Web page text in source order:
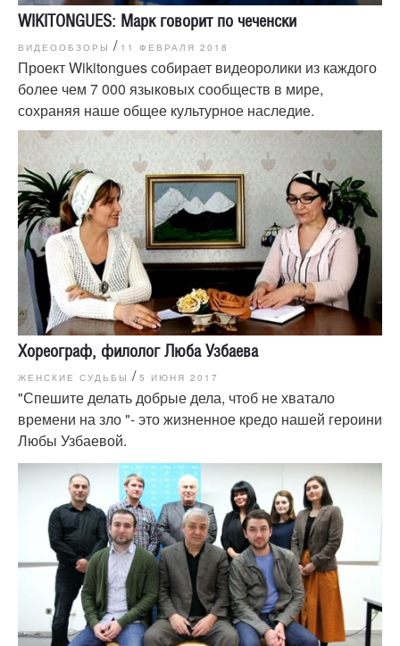
WIKITONGUES: Марк говорит по чеченски
ВИДЕООБЗОРЫ / 11 ФЕВРАЛЯ 2018
Проект Wikitongues собирает видеоролики из каждого
более чем 7 000 языковых сообществ в мире,
сохраняя наше общее культурное наследие.
Хореограф, филолог Люба Узбаева
ЖЕНСКИЕ СУДЬБЫ / 5 ИЮНЯ 2017
"Спешите делать добрые дела, чтоб не хватало
времени на зло "- это жизненное кредо нашей героини
Любы Узбаевой.